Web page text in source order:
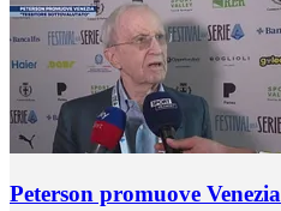
Peterson promuove Venezia